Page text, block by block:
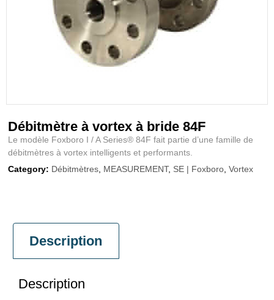
Débitmètre à vortex à bride 84F
Le modèle Foxboro I / A Series® 84F fait partie d’une famille de
débitmètres à vortex intelligents et performants.
Category: Débitmètres MEASUREMENT, SE | Foxboro ,Vortex
Description
Description